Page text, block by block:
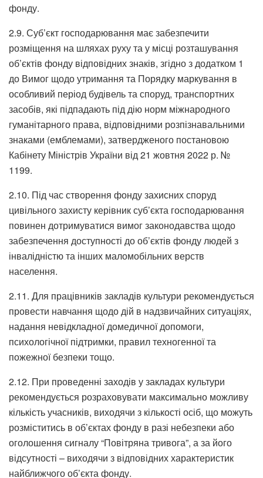
фонду.
2.9. Суб’єкт господарювання має забезпечити
розміщення на шляхах руху та у місці розташування
об’єктів фонду відповідних знаків, згідно з додатком 1
до Вимог щодо утримання та Порядку маркування в
особливий період будівель та споруд, транспортних
засобів, які підпадають під дію норм міжнародного
гуманітарного права, відповідними розпізнавальними
знаками (емблемами), затвердженого постановою
Кабінету Міністрів України від 21 жовтня 2022 р. №
1199.
2.10. Під час створення фонду захисних споруд
цивільного захисту керівник суб’єкта господарювання
повинен дотримуватися вимог законодавства щодо
забезпечення доступності до об’єктів фонду людей з
інвалідністю та інших маломобільних верств
населення.
2.11. Для працівників закладів культури рекомендується
провести навчання щодо дій в надзвичайних ситуаціях,
надання невідкладної домедичної допомоги,
психологічної підтримки, правил техногенної та
пожежної безпеки тощо.
2.12. При проведенні заходів у закладах культури
рекомендується розраховувати максимально можливу
кількість учасників, виходячи з кількості осіб, що можуть
розміститись в об’єктах фонду в разі небезпеки або
оголошення сигналу “Повітряна тривога”, а за його
відсутності – виходячи з відповідних характеристик
найближчого об’єкта фонду.